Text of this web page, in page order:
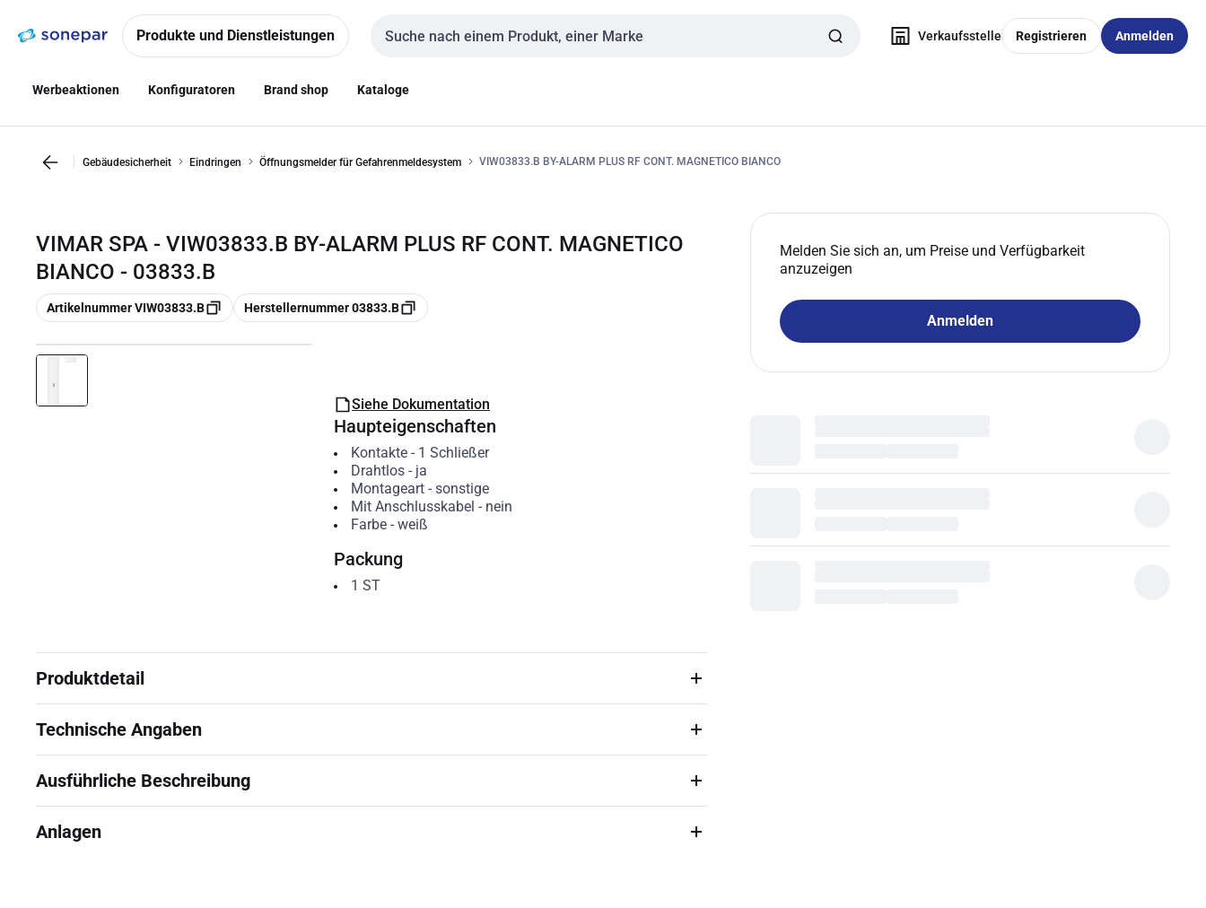
NavigationInhalt
Produkte und Dienstleistungen
Sucheingabe
Verkaufsstelle Registrieren Anmelden
Werbeaktionen Konfiguratoren Brand shop Kataloge
Gebäudesicherheit Eindringen Öffnungsmelder für Gefahrenmeldesystem VIW03833.B BY-ALARM PLUS RF CONT. MAGNETICO BIANCO
VIMAR SPA - VIW03833.B BY-ALARM PLUS RF CONT. MAGNETICO
BIANCO - 03833.B
Kopieren
Artikelnummer VIW03833.B Kopieren
Herstellernummer 03833.B
Melden Sie sich an, um Preise und Verfügbarkeit
anzuzeigen
Anmelden
Siehe Dokumentation
Haupteigenschaften
Kontakte- 1 Schließer
Drahtlos- ja
Montageart- sonstige
Mit Anschlusskabel - nein
Farbe- weiß
Packung
1 ST
Produktdetail
Technische Angaben
Ausführliche Beschreibung
Anlagen